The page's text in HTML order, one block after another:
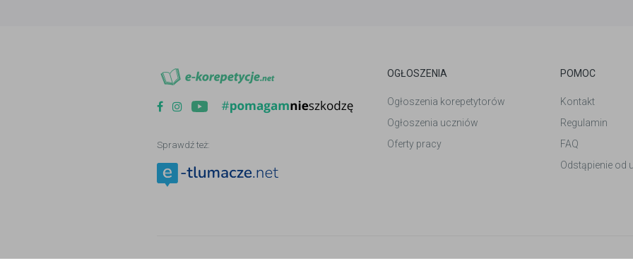
Sprawdź też:
OGŁOSZENIA
Ogłoszenia korepetytorów
Ogłoszenia uczniów
Oferty pracy
POMOC
Kontakt
Regulamin
FAQ
Odstąpienie od